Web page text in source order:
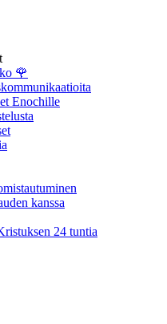
🌹
Enochille
kanssa
24 tuntia